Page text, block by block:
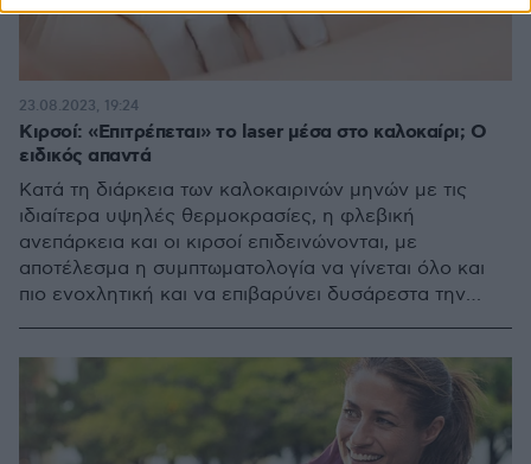
Κιρσοί: «Επιτρέπεται» το laser μέσα στο καλοκαίρι; Ο
ειδικός απαντά
Κατά τη διάρκεια των καλοκαιρινών μηνών με τις
ιδιαίτερα υψηλές θερμοκρασίες, η φλεβική
ανεπάρκεια και οι κιρσοί επιδεινώνονται, με
αποτέλεσμα η συμπτωματολογία να γίνεται όλο και
πιο ενοχλητική και να επιβαρύνει δυσάρεστα την
Διευθυντής της Δ' Αγγειοχειρουργικής Κλινικής -
Ενδοαυλικό Laser Φλεβικών Παθήσεων του
Metropolitan General αναλύει το πρόβλημα και τις
διαθέσιμες θεραπείες που εφαρμόζονται και το
23.08.2023, 19:24